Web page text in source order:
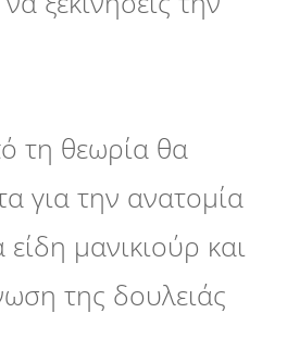
τη θεωρία θα
για την ανατομία
μανικιούρ και
της δουλειάς